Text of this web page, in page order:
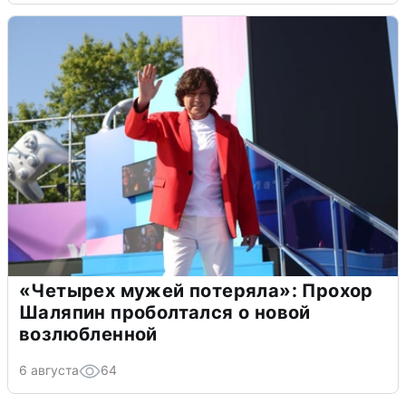
«Четырех мужей потеряла»: Прохор
Шаляпин проболтался о новой
возлюбленной
6 августа 64